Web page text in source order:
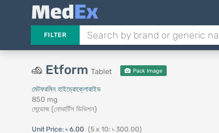
FILTER
Etform Tablet Pack Image
মেটফরমিন হাইড্রোক্লোরাইড
850 mg
সেন্ডোজ (নোভার্টিস ডিভিশন)
Unit Price: ৳ 6.00 (5 x 10: ৳ 300.00)